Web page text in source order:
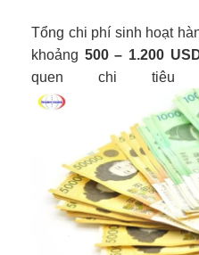
Tổng chi phí sinh hoạt
khoảng 500 – 1.200
quen chi tiêu